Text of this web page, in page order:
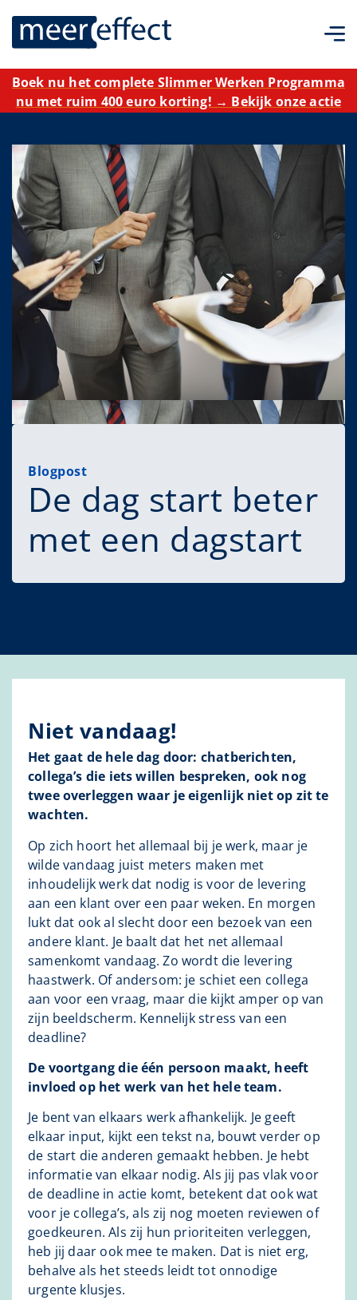
Boek nu het complete Slimmer Werken Programma
nu met ruim 400 euro korting! → Bekijk onze actie
Blogpost
De dag start beter
met een dagstart
Niet vandaag!
Het gaat de hele dag door: chatberichten,
collega’s die iets willen bespreken, ook nog
twee overleggen waar je eigenlijk niet op zit te
wachten.
Op zich hoort het allemaal bij je werk, maar je
wilde vandaag juist meters maken met
inhoudelijk werk dat nodig is voor de levering
aan een klant over een paar weken. En morgen
lukt dat ook al slecht door een bezoek van een
andere klant. Je baalt dat het net allemaal
samenkomt vandaag. Zo wordt die levering
haastwerk. Of andersom: je schiet een collega
aan voor een vraag, maar die kijkt amper op van
zijn beeldscherm. Kennelijk stress van een
deadline?
De voortgang die één persoon maakt, heeft
invloed op het werk van het hele team.
Je bent van elkaars werk afhankelijk. Je geeft
elkaar input, kijkt een tekst na, bouwt verder op
de start die anderen gemaakt hebben. Je hebt
informatie van elkaar nodig. Als jij pas vlak voor
de deadline in actie komt, betekent dat ook wat
voor je collega’s, als zij nog moeten reviewen of
goedkeuren. Als zij hun prioriteiten verleggen,
heb jij daar ook mee te maken. Dat is niet erg,
behalve als het steeds leidt tot onnodige
urgente klusjes.